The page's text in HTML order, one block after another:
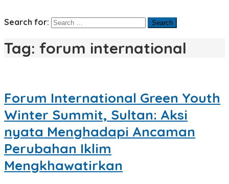
Search for:
Tag: forum international
Forum International Green Youth
Winter Summit, Sultan: Aksi
nyata Menghadapi Ancaman
Perubahan Iklim
Mengkhawatirkan